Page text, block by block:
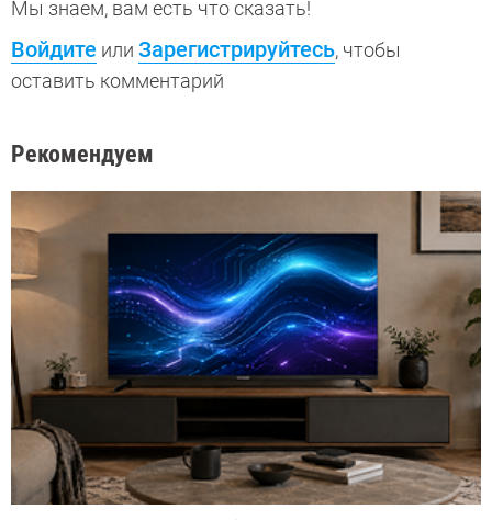
Мы знаем, вам есть что сказать!
Войдите или Зарегистрируйтесь, чтобы
оставить комментарий
Рекомендуем